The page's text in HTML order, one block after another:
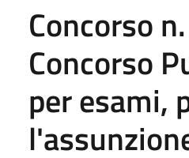
Concorso
Concorso
per esami,